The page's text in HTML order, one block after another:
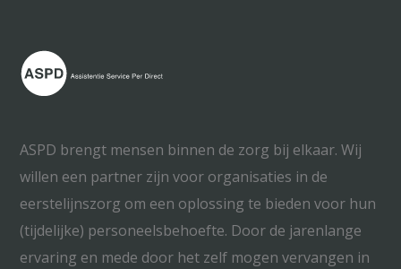
ASPD brengt mensen binnen de zorg bij elkaar. Wij
willen een partner zijn voor organisaties in de
eerstelijnszorg om een oplossing te bieden voor hun
(tijdelijke) personeelsbehoefte. Door de jarenlange
ervaring en mede door het zelf mogen vervangen in